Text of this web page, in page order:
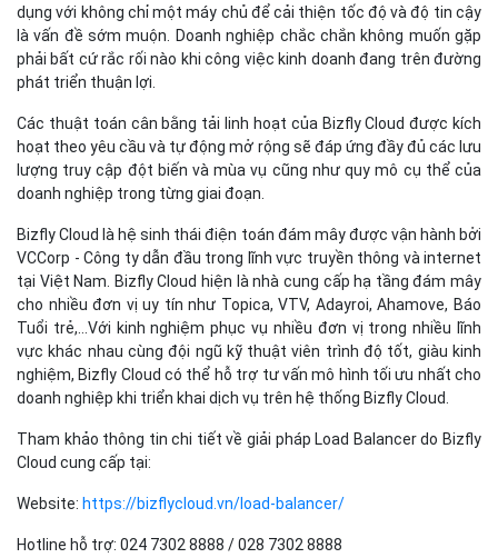
dụng với không chỉ một máy chủ để cải thiện tốc độ và độ tin cậy
là vấn đề sớm muộn. Doanh nghiệp chắc chắn không muốn gặp
phải bất cứ rắc rối nào khi công việc kinh doanh đang trên đường
phát triển thuận lợi.
Các thuật toán cân bằng tải linh hoạt của Bizfly Cloud được kích
hoạt theo yêu cầu và tự động mở rộng sẽ đáp ứng đầy đủ các lưu
lượng truy cập đột biến và mùa vụ cũng như quy mô cụ thể của
doanh nghiệp trong từng giai đoạn.
Bizfly Cloud là hệ sinh thái điện toán đám mây được vận hành bởi
VCCorp - Công ty dẫn đầu trong lĩnh vực truyền thông và internet
tại Việt Nam. Bizfly Cloud hiện là nhà cung cấp hạ tầng đám mây
cho nhiều đơn vị uy tín như Topica, VTV, Adayroi, Ahamove, Báo
Tuổi trẻ,…Với kinh nghiệm phục vụ nhiều đơn vị trong nhiều lĩnh
vực khác nhau cùng đội ngũ kỹ thuật viên trình độ tốt, giàu kinh
nghiệm, Bizfly Cloud có thể hỗ trợ tư vấn mô hình tối ưu nhất cho
doanh nghiệp khi triển khai dịch vụ trên hệ thống Bizfly Cloud.
Tham khảo thông tin chi tiết về giải pháp Load Balancer do Bizfly
Cloud cung cấp tại:
Website: https://bizflycloud.vn/load-balancer/
Hotline hỗ trợ: 024 7302 8888 / 028 7302 8888